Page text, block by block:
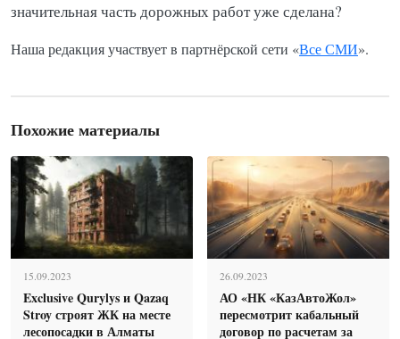
значительная часть дорожных работ уже сделана?
Наша редакция участвует в партнёрской сети «Все СМИ».
Похожие материалы
15.09.2023
Exclusive Qurylys и Qazaq
Stroy строят ЖК на месте
лесопосадки в Алматы
26.09.2023
АО «НК «КазАвтоЖол»
пересмотрит кабальный
договор по расчетам за